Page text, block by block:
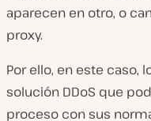
aparecen en otro, o
proxy.
Por ello, en este caso,
solución DDoS que
proceso con sus